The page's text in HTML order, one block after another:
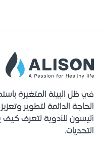
في ظل البيئة المتغيرة
الحاجة الدائمة لتطوير
أليسون للأدوية لتعرف
التحديات.